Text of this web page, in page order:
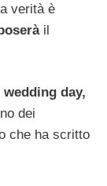
verità è
il
wedding day,
dei
che ha scritto